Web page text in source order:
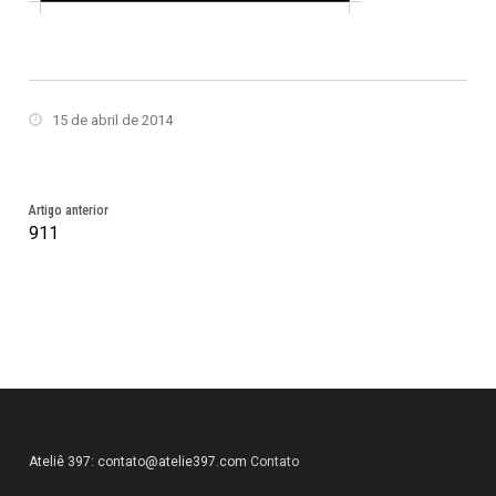
15 de abril de 2014
Artigo anterior
911
Ateliê 397: contato@atelie397.com Contato